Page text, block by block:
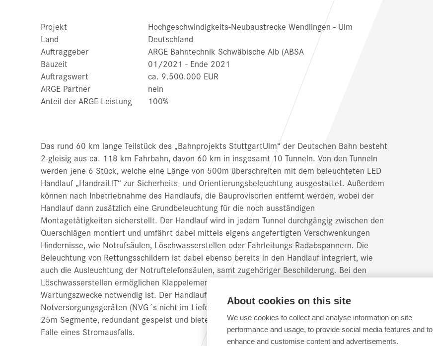
Projekt
Hochgeschwindigkeits-Neubaustrecke Wendlingen - Ulm
Land
Deutschland
Auftraggeber
ARGE Bahntechnik Schwäbische Alb (ABSA
Bauzeit
01/2021 - Ende 2021
Auftragswert
ca. 9.500.000 EUR
ARGE Partner
nein
Anteil der ARGE-Leistung
100%
Das rund 60 km lange Teilstück des „Bahnprojekts StuttgartUlm“ der Deutschen Bahn besteht
2-gleisig aus ca. 118 km Fahrbahn, davon 60 km in insgesamt 10 Tunneln. Von den Tunneln
werden jene 6 Stück, welche eine Länge von 500m überschreiten mit dem beleuchteten LED
Handlauf „HandraiLIT“ zur Sicherheits- und Orientierungsbeleuchtung ausgestattet. Außerdem
können nach Inbetriebnahme des Handlaufs, die Bauprovisorien entfernt werden, wobei der
Handlauf dann zusätzlich eine Grundbeleuchtung für die noch ausständigen
Montagetätigkeiten sicherstellt. Der Handlauf wird in jedem Tunnel durchgängig zwischen den
Querschlägen montiert und umfährt dabei mittels eigens angefertigten Verschwenkungen
Hindernisse, wie Notrufsäulen, Löschwasserstellen oder Fahrleitungs-Radabspannern. Die
Beleuchtung von Rettungsschildern ist dabei ebenso bereits in den Handlauf integriert, wie
auch die Ausleuchtung der Notruftelefonsäulen, samt zugehöriger Beschilderung. Bei den
Löschwasserstellen ermöglichen Klappelemente das Öffnen des Handlaufs, wenn dies für
Wartungszwecke notwendig ist. Der Handlauf wird von insgesamt ca. 1.200
Notversorgungsgeräten (NVG´s nicht im Lieferumfang) in 50m Abständen, aufgeteilt in je 2 x
25m Segmente, redundant gespeist und bietet damit eine sehr hohe Ausfallsicherheit, auch im
Falle eines Stromausfalls.
About cookies on this site
We use cookies to collect and analyse information on site
performance and usage, to provide social media features and to
enhance and customise content and advertisements.